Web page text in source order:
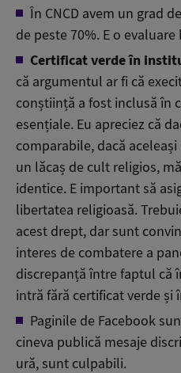
În CNCD avem un grad
de peste 70%. E o
Certificat verde în
că argumentul ar fi că
conștiință a fost inclusă în
esențiale. Eu apreciez că
comparabile, dacă
un lăcaș de cult religios,
identice. E important să
libertatea religioasă.
acest drept, dar sunt
interes de combatere a
discrepanță între faptul că
intră fără certificat verde
Paginile de Facebook
cineva publică mesaje
ură, sunt culpabili.